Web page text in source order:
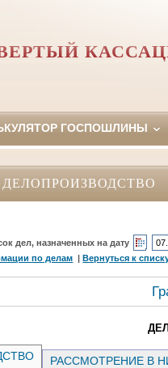
ГОСПОШЛИНЫ
ДЕЛОПРОИЗВОДСТВО
дел, назначенных на дату
по делам |Вернуться к
РАССМОТРЕНИЕ В